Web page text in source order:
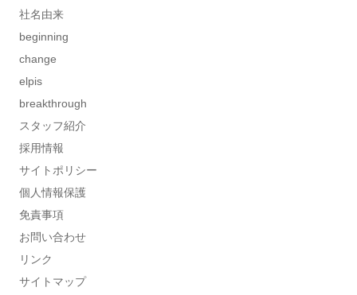
社名由来
beginning
change
elpis
breakthrough
スタッフ紹介
採用情報
サイトポリシー
個人情報保護
免責事項
お問い合わせ
リンク
サイトマップ